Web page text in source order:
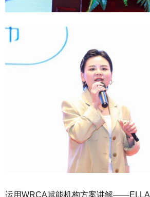
运用WRCA赋能机构方案讲解——ELLA